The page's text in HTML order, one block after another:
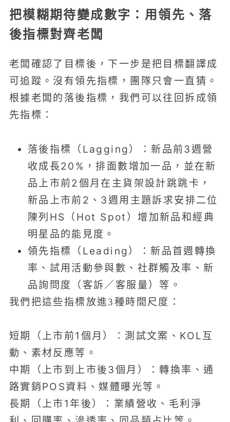
把模糊期待變成數字：用領先、落
後指標對齊老闆
老闆確認了目標後，下一步是把目標翻譯成
可追蹤。沒有領先指標，團隊只會一直猜。
根據老闆的落後指標，我們可以往回拆成領
先指標：
落後指標（Lagging）：新品前3週營
收成長20%，排面數增加一品，並在新
品上市前2個月在主貨架設計跳跳卡，
新品上市前2、3週用主題訴求安排二位
陳列HS（Hot Spot）增加新品和經典
明星品的能見度。
領先指標（Leading）：新品首週轉換
率、試用活動參與數、社群觸及率、新
品詢問度（客訴／客服量）等。
我們把這些指標放進3種時間尺度：
短期（上市前1個月）：測試文案、KOL互
動、素材反應等。
中期（上市到上市後3個月）：轉換率、通
路實銷POS資料、媒體曝光等。
長期（上市1年後）：業績營收、毛利淨